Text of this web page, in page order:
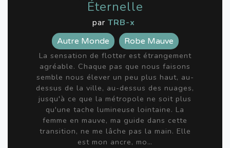
Éternelle
par TRB-x
Autre Monde
Robe Mauve
La sensation de flotter est étrangement
agréable. Chaque pas que nous faisons
semble nous élever un peu plus haut, au-
dessus de la ville, au-dessus des nuages,
jusqu'à ce que la métropole ne soit plus
qu'une tache lumineuse lointaine. La
femme en mauve, ma guide dans cette
transition, ne me lâche pas la main. Elle
est mon ancre, mo…